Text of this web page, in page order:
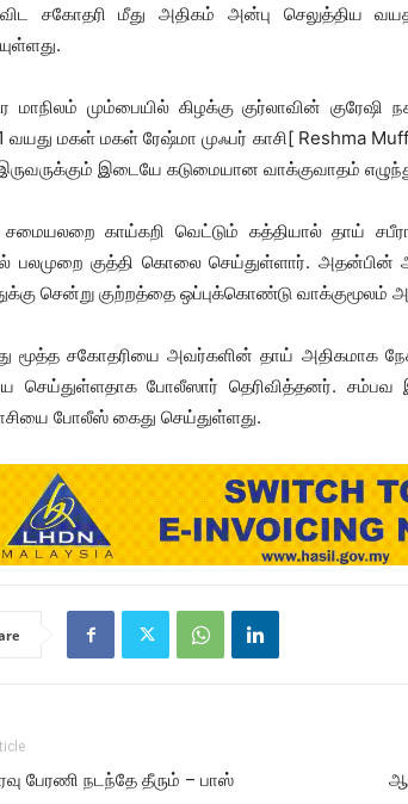
சகோதரி மீது அதிகம் அன்பு செலுத்திய
மாநிலம் மும்பையில் கிழக்கு குர்லாவின்
வயது மகள் மகள் ரேஷ்மா முஃபர் காசி[ Reshma
இடையே கடுமையான வாக்குவாதம்
காய்கறி வெட்டும் கத்தியால் தாய்
பலமுறை குத்தி கொலை செய்துள்ளார். அதன்பின்
சென்று குற்றத்தை ஒப்புக்கொண்டு வாக்குமூலம்
மூத்த சகோதரியை அவர்களின் தாய் அதிகமாக
போலீஸார் தெரிவித்தனர். சம்பவ
போலீஸ் கைது செய்துள்ளது.
பேரணி நடந்தே தீரும் – பாஸ்